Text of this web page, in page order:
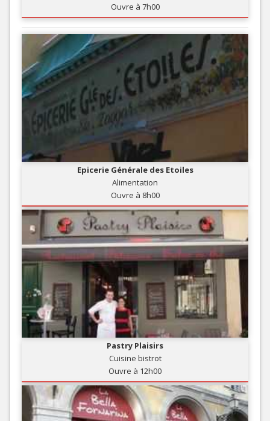
Ouvre à 7h00
Epicerie Générale des Etoiles
Alimentation
Ouvre à 8h00
Pastry Plaisirs
Cuisine bistrot
Ouvre à 12h00